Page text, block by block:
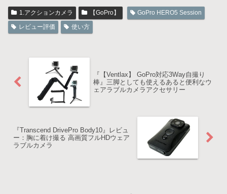
1.アクションカメラ 【GoPro】
GoPro HERO5 Session
レビュー評価
使い方
『【Ventlax】 GoPro対応3Way自撮り
棒』三脚としても使えるあると便利なウ
ェアラブルカメラアクセサリー
『Transcend DrivePro Body10』レビュ
ー：胸に着け撮る 高画質フルHDウェア
ラブルカメラ